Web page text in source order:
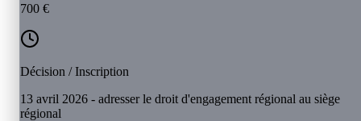
700 €
Décision / Inscription
13 avril 2026 - adresser le droit d'engagement régional au siège
régional